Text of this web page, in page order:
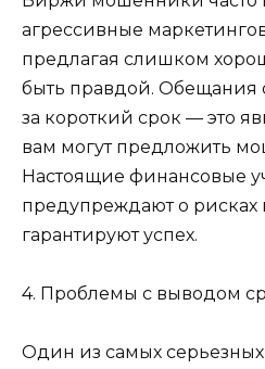
агрессивные
предлагая слишком
быть правдой. Обещания
за короткий срок — это
вам могут предложить
Настоящие финансовые
предупреждают о рисках
гарантируют успех.
4. Проблемы с выводом
Один из самых